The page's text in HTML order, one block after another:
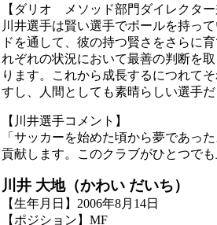
【ダリオ メソッド部門ダイレクター
川井選手は賢い選手でボールを持っ
ドを通して、彼の持つ賢さをさらに
れぞれの状況において最善の判断を
ります。これから成長するにつれて
すし、人間としても素晴らしい選手
【川井選手コメント】
「サッカーを始めた頃から夢であっ
貢献します。このクラブがひとつで
川井 大地（かわい だいち）
【生年月日】2006年8月14日
【ポジション】MF